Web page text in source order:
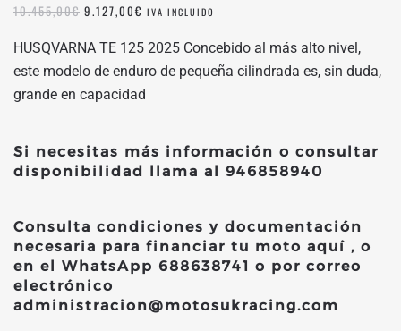
10.455,00€ EL
ORIGINAL
ERA:
10.455,00€.
9.127,00€ EL
ACTUAL
ES:
9.127,00€.
IVA INCLUIDO
HUSQVARNA TE 125 2025 Concebido al más alto nivel,
este modelo de enduro de pequeña cilindrada es, sin duda,
grande en capacidad
Si necesitas más información o consultar
disponibilidad llama al 946858940
Consulta condiciones y documentación
necesaria para financiar tu moto aquí , o
en el WhatsApp 688638741 o por correo
electrónico
administracion@motosukracing.com